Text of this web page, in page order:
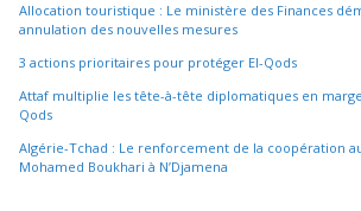
Allocation touristique : Le ministère des Finances
annulation des nouvelles mesures
3 actions prioritaires pour protéger El-Qods
Attaf multiplie les tête-à-tête diplomatiques en
Qods
Algérie-Tchad : Le renforcement de la coopération
Mohamed Boukhari à N’Djamena